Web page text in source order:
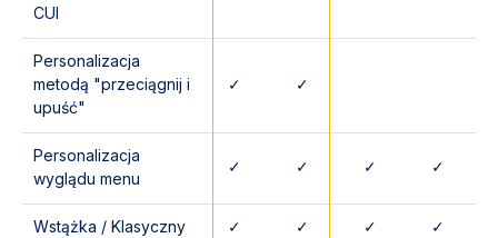
CUI
Personalizacja
metodą "przeciągnij i
upuść"
✓ ✓
Personalizacja
wyglądu menu
✓ ✓ ✓ ✓
Wstążka / Klasyczny ✓ ✓ ✓ ✓